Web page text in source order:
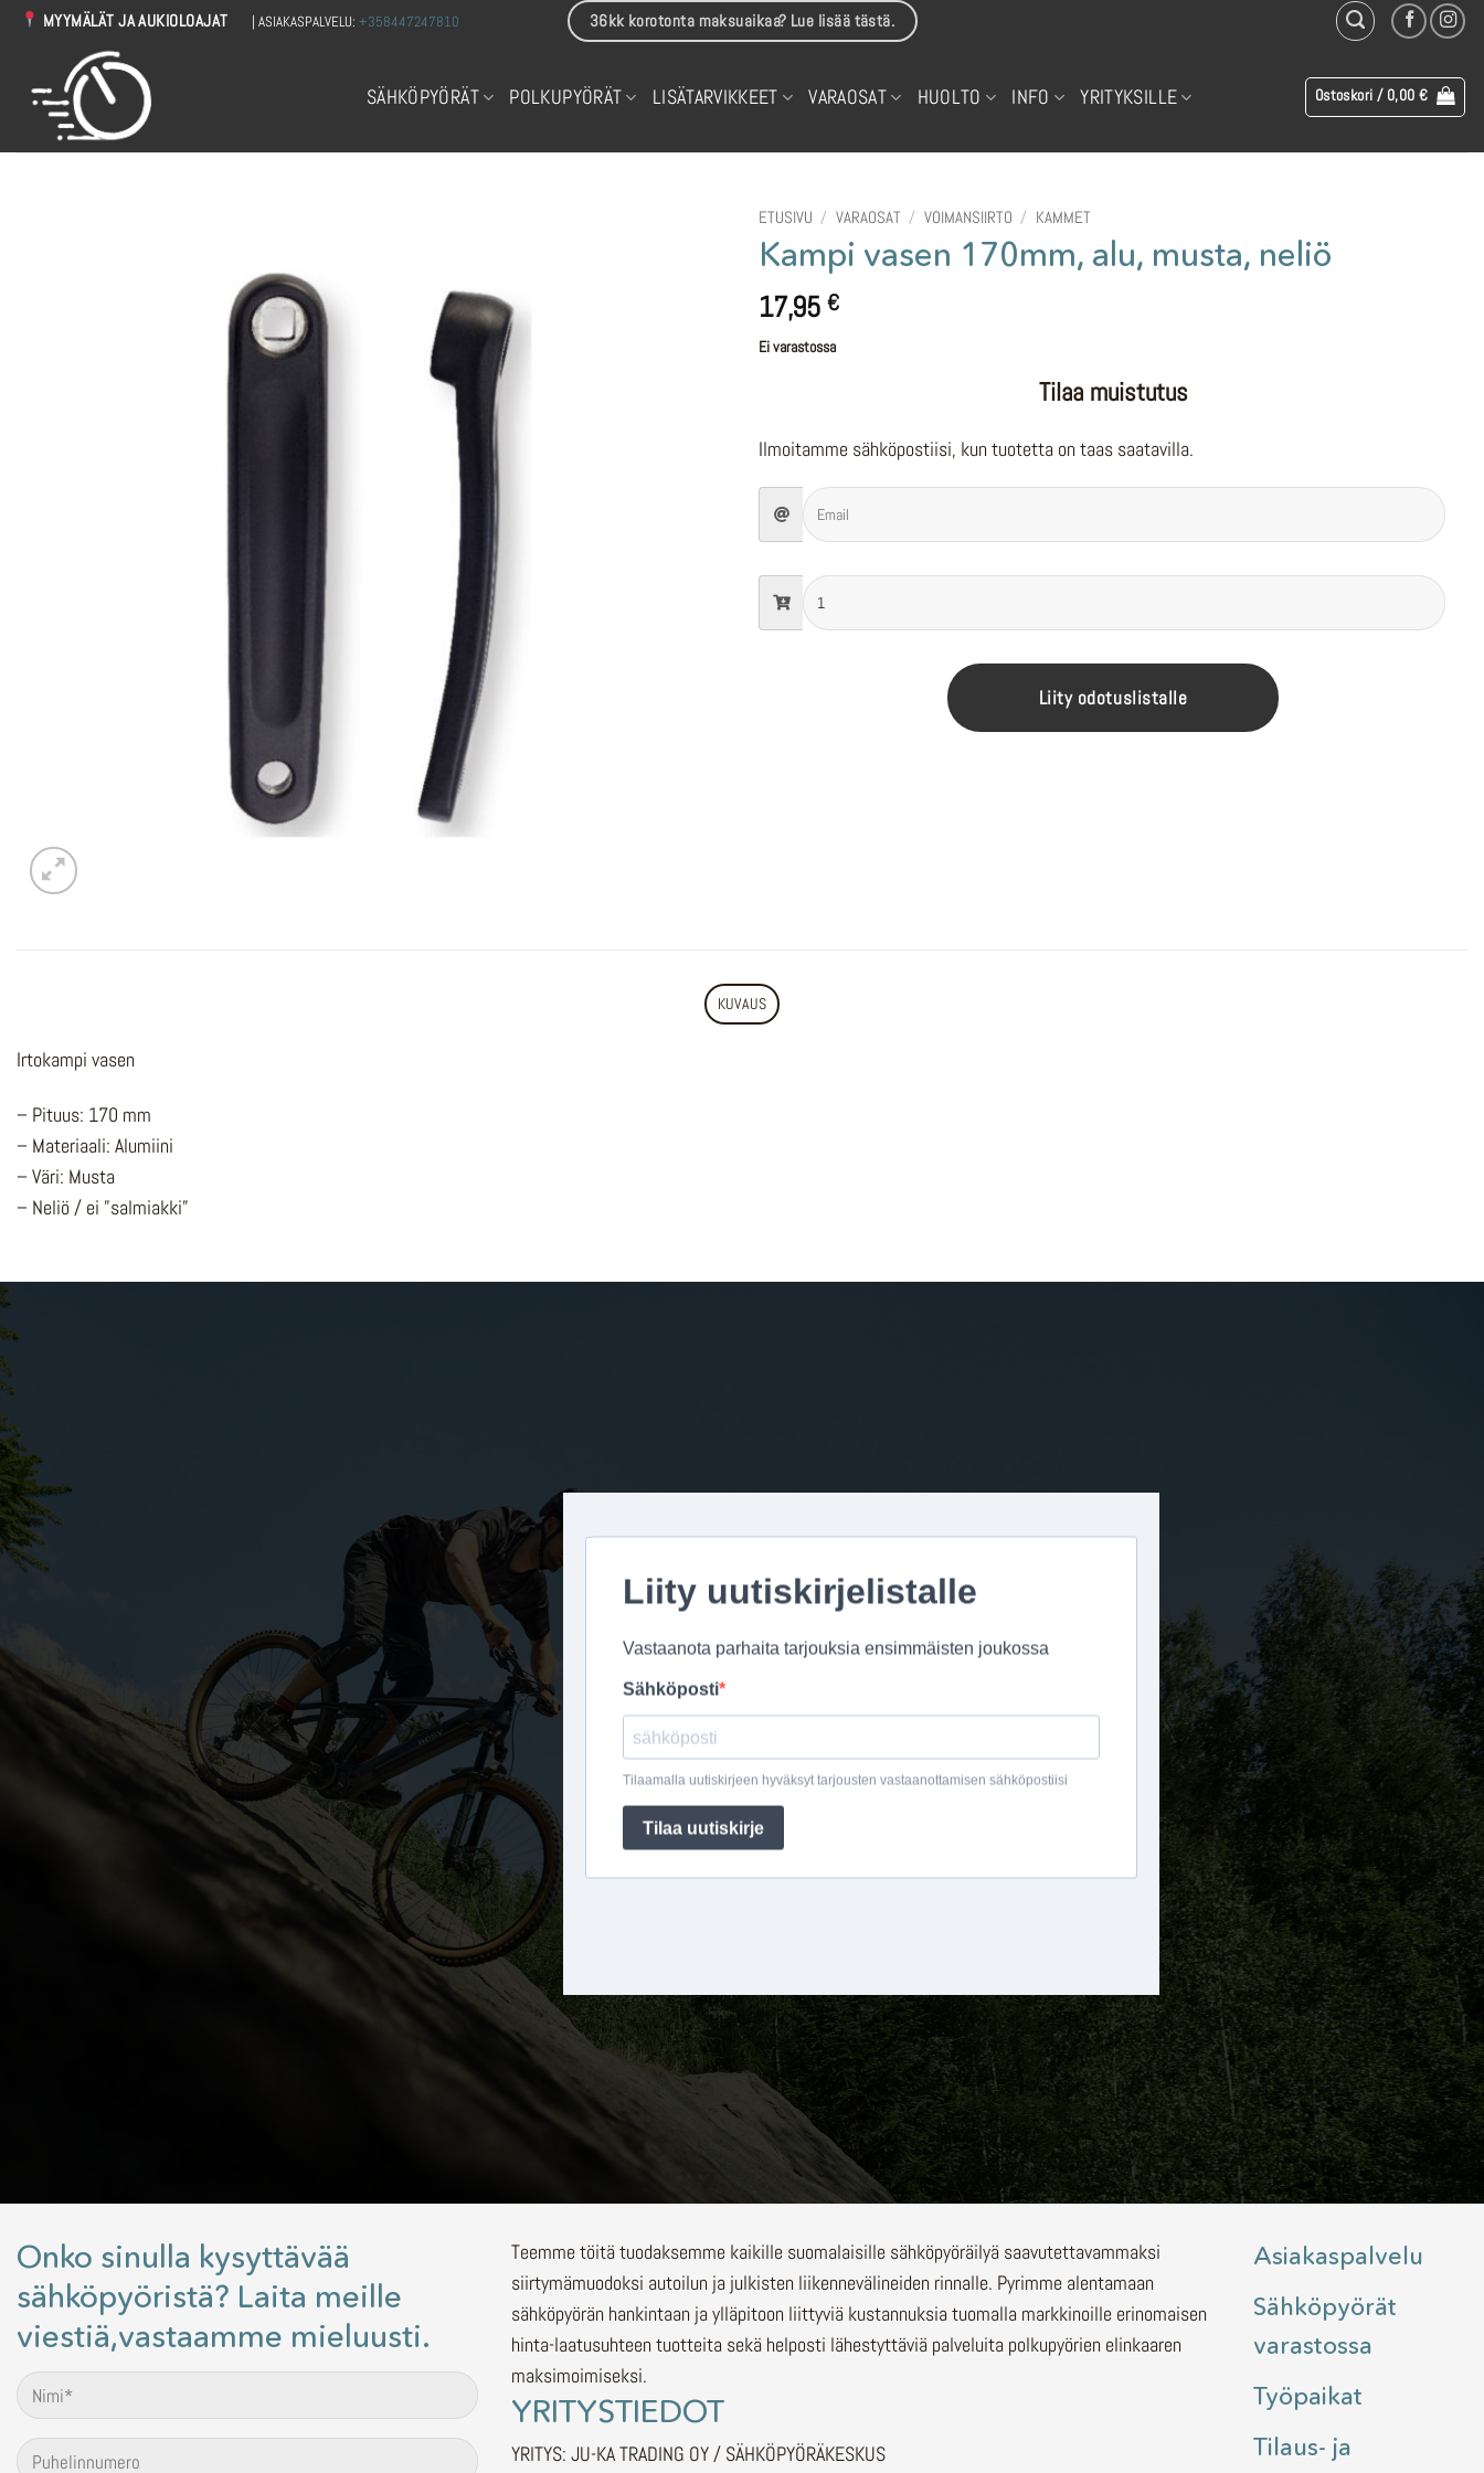
Skip
MYYMÄLÄT JA AUKIOLOAJAT | ASIAKASPALVELU:+358447247810 36kk korotonta maksuaikaa? Lue lisää tästä.
SÄHKÖPYÖRÄT POLKUPYÖRÄT LISÄTARVIKKEET VARAOSAT HUOLTO INFO YRITYKSILLE Ostoskori / 0,00 €
ETUSIVU / VARAOSAT / VOIMANSIIRTO / KAMMET
Kampi vasen 170mm, alu, musta, neliö
17,95 €
Ei varastossa
Tilaa muistutus
Ilmoitamme sähköpostiisi, kun tuotetta on taas saatavilla.
Liity odotuslistalle
KUVAUS
Irtokampi vasen
– Pituus: 170 mm
– Materiaali: Alumiini
– Väri: Musta
– Neliö / ei ”salmiakki”
Onko sinulla kysyttävää
sähköpyöristä? Laita meille
viestiä,vastaamme mieluusti.
Teemme töitä tuodaksemme kaikille suomalaisille sähköpyöräilyä saavutettavammaksi
siirtymämuodoksi autoilun ja julkisten liikennevälineiden rinnalle. Pyrimme alentamaan
sähköpyörän hankintaan ja ylläpitoon liittyviä kustannuksia tuomalla markkinoille erinomaisen
hinta-laatusuhteen tuotteita sekä helposti lähestyttäviä palveluita polkupyörien elinkaaren
maksimoimiseksi.
YRITYSTIEDOT
YRITYS: JU-KA TRADING OY / SÄHKÖPYÖRÄKESKUS
Asiakaspalvelu
Sähköpyörät
varastossa
Työpaikat
Tilaus- ja